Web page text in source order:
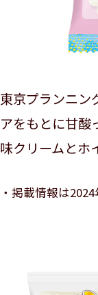
東京プランニン
アをもとに甘酸
味クリームとホ
掲載情報は2024